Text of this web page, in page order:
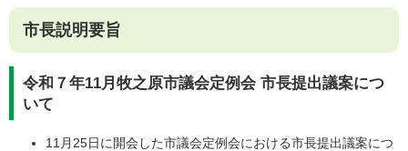
市長説明要旨
令和７年11月牧之原市議会定例会 市長提出議案につ
いて
11月25日に開会した市議会定例会における市長提出議案につ